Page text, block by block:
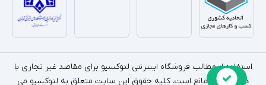
استفاده از مطالب فروشگاه اینترنتی لنوکسیو برای مقاصد غیر تجاری با
ذکر منبع بلامانع است. کلیه حقوق این سایت متعلق به لنوکسیو می